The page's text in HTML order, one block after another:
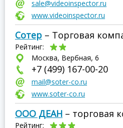
sale@videoinspector.ru
www.videoinspector.ru
Сотер – Торговая
Рейтинг:
Москва, Вербная, 6
+7 (499) 167-00-20
mail@soter-co.ru
www.soter-co.ru
ООО ДЕАН – торговая
Рейтинг: